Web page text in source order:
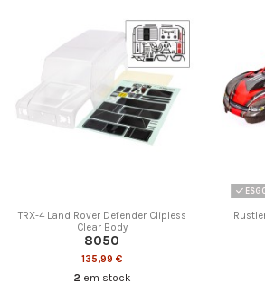
TRX-4 Land Rover Defender Clipless
Clear Body
8050
135,99 €
2 em stock